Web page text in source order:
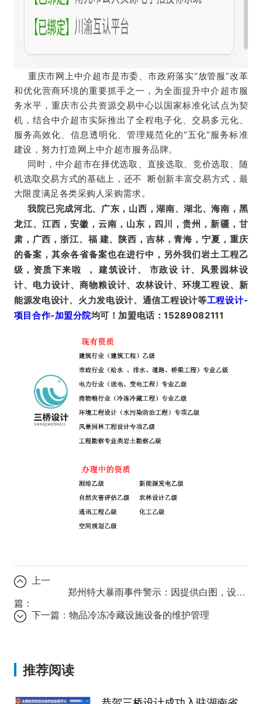
重庆市网上中介超市是市委、市政府落实“放管服”改革
和优化营商环境的重要抓手之一，为全面提升中介超市服
务水平，重庆市公共资源交易中心以国家标准化试点为契
机，结合中介超市实际推出了全程电子化、交易多元化、
服务高效化、信息透明化、管理规范化的“五化”服务标准
建设，努力打造网上中介超市服务品牌。
同时，中介超市在择优选取、直接选取、竞价选取、随
机选取交易方式的基础上，还不 断创新丰富交易方式，最
大限度满足各类采购人采购需求。
我院已完成河北、广东，山西，湖南、湖北、海南，黑
龙江、江西，安徽，云南，山东，四川，贵州，新疆，甘
肃，广西，浙江、福 建、陕西，吉林，青海，宁夏，重庆
的备案，其余各省备案也在进行中，另外我们岩土工程乙
级，资质下来啦 ， 建筑设计、 市政设 计、风景园林设
计、电力设计、商物粮设计、农林设计、环境工程设、新
能源发电设计、火力发电设计、通信工程设计等工程设计-
项目合作-加盟分院均可！加盟电话：15289082111
上一
篇：
郑州特大暴雨事件警示：因提供白图，设计项目负责人被逮捕！
下一篇：物品冷冻冷藏设施设备的维护管理
推荐阅读